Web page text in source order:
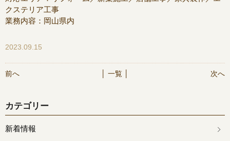
クステリア工事
業務内容：岡山県内
2023.09.15
前へ 次へ
│ 一覧 │
カテゴリー
新着情報